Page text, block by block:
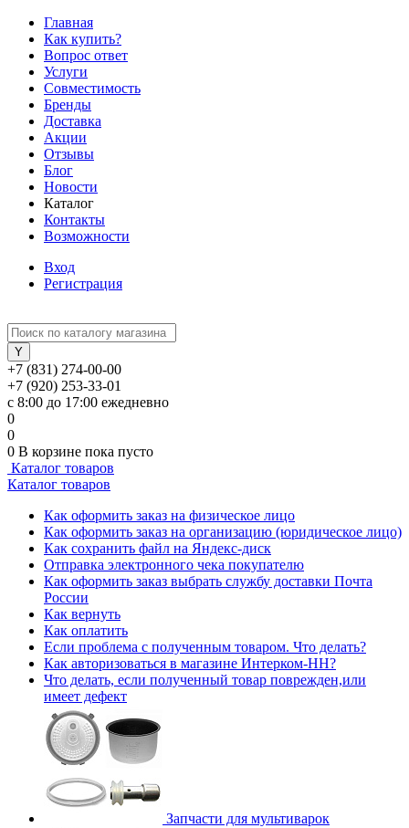
Главная
Как купить?
Вопрос ответ
Услуги
Совместимость
Бренды
Доставка
Акции
Отзывы
Блог
Новости
Каталог
Контакты
Возможности
Вход
Регистрация
+7 (831) 274-00-00
+7 (920) 253-33-01
с 8:00 до 17:00 ежедневно
0
0
0 В корзине пока пусто
Каталог товаров
Каталог товаров
Как оформить заказ на физическое лицо
Как оформить заказ на организацию (юридическое лицо)
Как сохранить файл на Яндекс-диск
Отправка электронного чека покупателю
Как оформить заказ выбрать службу доставки Почта
России
Как вернуть
Как оплатить
Если проблема с полученным товаром. Что делать?
Как авторизоваться в магазине Интерком-НН?
Что делать, если полученный товар поврежден,или
имеет дефект
Запчасти для мультиварок